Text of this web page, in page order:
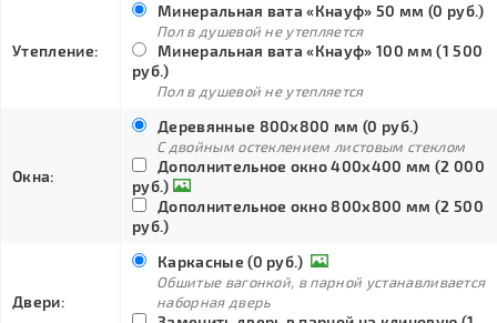
Утепление:
Минеральная вата «Кнауф» 50 мм (0 руб.)
Пол в душевой не утепляется
Минеральная вата «Кнауф» 100 мм (1 500
руб.)
Пол в душевой не утепляется
Окна:
Деревянные 800х800 мм (0 руб.)
С двойным остеклением листовым стеклом
Дополнительное окно 400х400 мм (2 000
руб.)
Дополнительное окно 800х800 мм (2 500
руб.)
Двери:
Каркасные (0 руб.)
Обшитые вагонкой, в парной устанавливается
наборная дверь